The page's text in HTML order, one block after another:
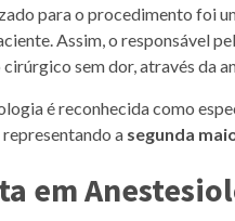
para o procedimento foi
Assim, o responsável
sem dor, através da
é reconhecida como
representando a segunda
em